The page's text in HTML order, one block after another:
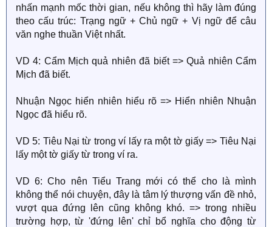
nhấn mạnh mốc thời gian, nếu không thì hãy làm đúng
theo cấu trúc: Trạng ngữ + Chủ ngữ + Vị ngữ để câu
văn nghe thuần Việt nhất.
VD 4: Cẩm Mịch quả nhiên đã biết => Quả nhiên Cẩm
Mịch đã biết.
Nhuận Ngọc hiển nhiên hiểu rõ => Hiển nhiên Nhuận
Ngọc đã hiểu rõ.
VD 5: Tiêu Nại từ trong ví lấy ra một tờ giấy => Tiêu Nại
lấy một tờ giấy từ trong ví ra.
VD 6: Cho nên Tiểu Trang mới có thể cho là mình
không thể nói chuyện, đây là tâm lý thượng vấn đề nhỏ,
vượt qua đứng lên cũng không khó. => trong nhiều
trường hợp, từ 'đứng lên' chỉ bổ nghĩa cho động từ